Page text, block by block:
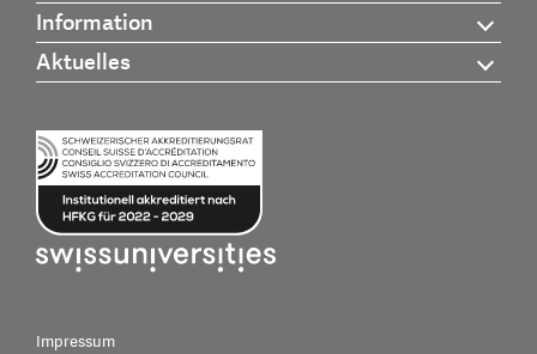
Information
Aktuelles
Impressum